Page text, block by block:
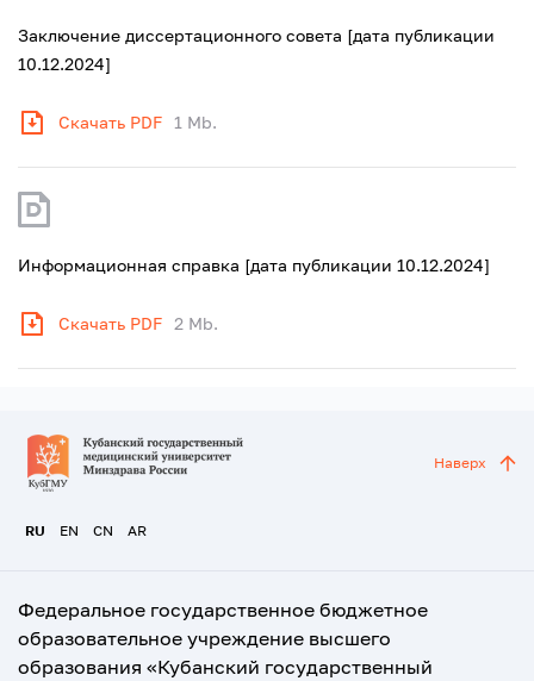
Заключение диссертационного совета [дата публикации
10.12.2024]
Скачать PDF 1 Mb.
Информационная справка [дата публикации 10.12.2024]
Скачать PDF 2 Mb.
RU EN CN AR
Наверх
Федеральное государственное бюджетное
образовательное учреждение высшего
образования «Кубанский государственный